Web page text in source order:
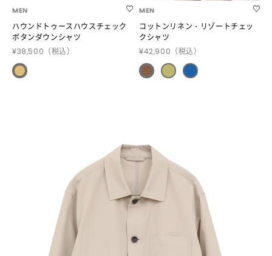
MEN
ハウンドトゥースハウスチェック
ボタンダウンシャツ
¥38,500 （税込）
MEN
コットンリネン・リゾートチェッ
クシャツ
¥42,900 （税込）